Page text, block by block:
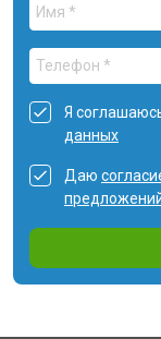
Я
данных
Даю